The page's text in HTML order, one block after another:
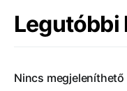
Legutóbbi
Nincs